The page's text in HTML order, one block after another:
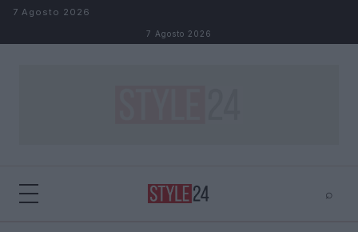
Salta al contenuto
7 Agosto 2026
7 Agosto 2026
⌕